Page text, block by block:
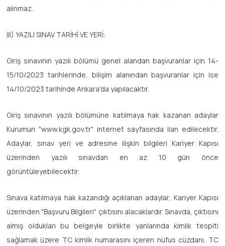
alınmaz.
III) YAZILI SINAV TARİHİ VE YERİ:
Giriş sınavının yazılı bölümü genel alandan başvuranlar için 14-
15/10/2023 tarihlerinde, bilişim alanından başvuranlar için ise
14/10/2023 tarihinde Ankara'da yapılacaktır.
Giriş sınavının yazılı bölümüne katılmaya hak kazanan adaylar
Kurumun "www.kgk.gov.tr" internet sayfasında ilan edilecektir.
Adaylar, sınav yeri ve adresine ilişkin bilgileri Kariyer Kapısı
üzerinden yazılı sınavdan en az 10 gün önce
görüntüleyebilecektir.
Sınava katılmaya hak kazandığı açıklanan adaylar, Kariyer Kapısı
üzerinden "Başvuru Bilgileri" çıktısını alacaklardır. Sınavda, çıktısını
almış oldukları bu belgeyle birlikte yanlarında kimlik tespiti
sağlamak üzere TC kimlik numarasını içeren nüfus cüzdanı, TC